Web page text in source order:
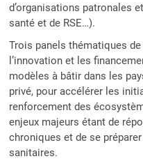
d’organisations patronales
santé et de RSE…).
Trois panels thématiques
l’innovation et les
modèles à bâtir dans les
privé, pour accélérer les
renforcement des
enjeux majeurs étant de
chroniques et de se
sanitaires.